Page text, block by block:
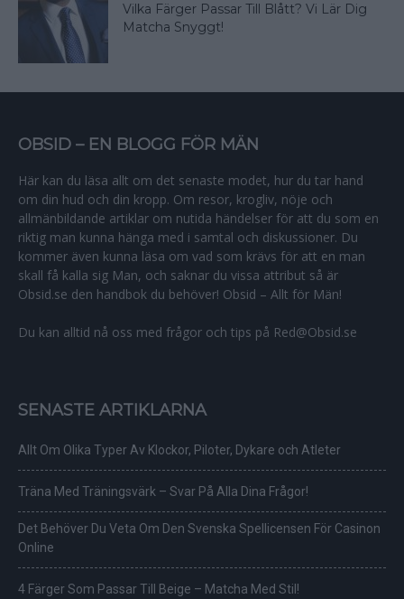
Vilka Färger Passar Till Blått? Vi Lär Dig
Matcha Snyggt!
OBSID – EN BLOGG FÖR MÄN
Här kan du läsa allt om det senaste modet, hur du tar hand
om din hud och din kropp. Om resor, krogliv, nöje och
allmänbildande artiklar om nutida händelser för att du som en
riktig man kunna hänga med i samtal och diskussioner. Du
kommer även kunna läsa om vad som krävs för att en man
skall få kalla sig Man, och saknar du vissa attribut så är
Obsid.se den handbok du behöver! Obsid – Allt för Män!
Du kan alltid nå oss med frågor och tips på Red@Obsid.se
SENASTE ARTIKLARNA
Allt Om Olika Typer Av Klockor, Piloter, Dykare och Atleter
Träna Med Träningsvärk – Svar På Alla Dina Frågor!
Det Behöver Du Veta Om Den Svenska Spellicensen För Casinon
Online
4 Färger Som Passar Till Beige – Matcha Med Stil!